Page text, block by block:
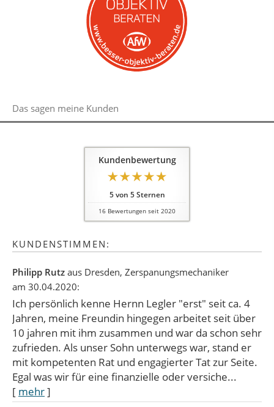
Das sagen meine Kunden
Kundenbewertung
5von 5Sternen
16 Bewertungen seit 2020
KUNDENSTIMMEN:
Philipp Rutz aus Dresden, Zerspanungsmechaniker
am 30.04.2020:
Ich persönlich kenne Hernn Legler "erst" seit ca. 4
Jahren, meine Freundin hingegen arbeitet seit über
10 jahren mit ihm zusammen und war da schon sehr
zufrieden. Als unser Sohn unterwegs war, stand er
mit kompetenten Rat und engagierter Tat zur Seite.
Egal was wir für eine finanzielle oder versiche...
[ mehr]